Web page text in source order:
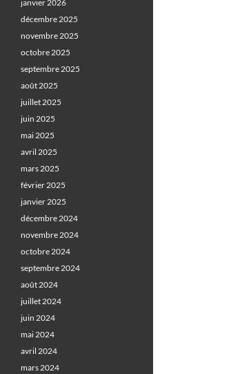
janvier 2026
décembre 2025
novembre 2025
octobre 2025
septembre 2025
août 2025
juillet 2025
juin 2025
mai 2025
avril 2025
mars 2025
février 2025
janvier 2025
décembre 2024
novembre 2024
octobre 2024
septembre 2024
août 2024
juillet 2024
juin 2024
mai 2024
avril 2024
mars 2024